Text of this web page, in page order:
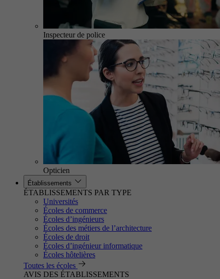
Inspecteur de police
Opticien
Établissements
ÉTABLISSEMENTS PAR TYPE
Universités
Écoles de commerce
Écoles d’ingénieurs
Écoles des métiers de l’architecture
Écoles de droit
Écoles d’ingénieur informatique
Écoles hôtelières
Toutes les écoles
AVIS DES ÉTABLISSEMENTS